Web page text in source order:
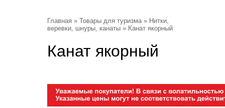
Главная » Товары для туризма» Нитки,
веревки, шнуры, канаты » Канат якорный
Канат якорный